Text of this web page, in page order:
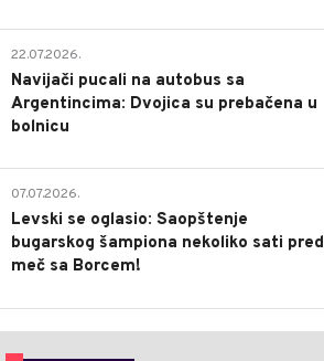
22.07.2026.
Navijači pucali na autobus sa
Argentincima: Dvojica su prebačena u
bolnicu
07.07.2026.
Levski se oglasio: Saopštenje
bugarskog šampiona nekoliko sati pred
meč sa Borcem!